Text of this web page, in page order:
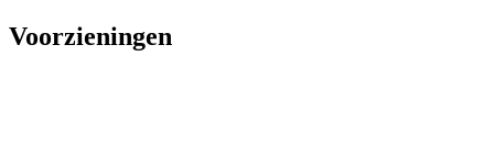
Voorzieningen